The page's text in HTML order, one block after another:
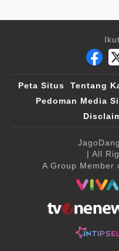
Peta Situs Tentang
Pedoman Media
| All
A Group Member